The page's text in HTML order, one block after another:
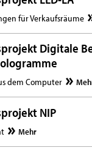
für Verkaufsräume
Digitale
dem Computer
NIP
Mehr